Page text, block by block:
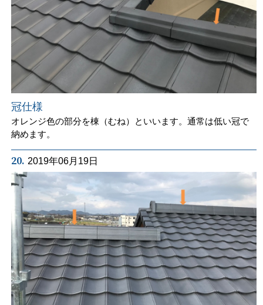
冠仕様
オレンジ色の部分を棟（むね）といいます。通常は低い冠で
納めます。
20. 2019年06月19日